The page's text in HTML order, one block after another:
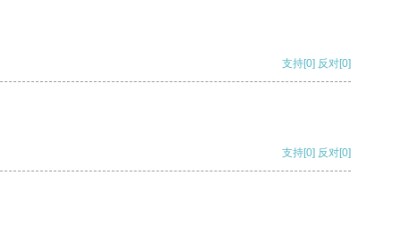
支持[0] 反对[0]
支持[0] 反对[0]